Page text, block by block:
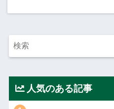
人気のある記事